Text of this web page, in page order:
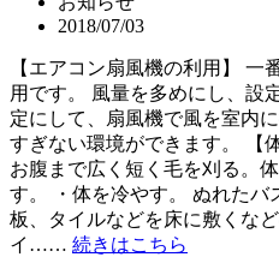
2018/07/03
【エアコン扇風機の利用】 一
用です。 風量を多めにし、設
定にして、扇風機で風を室内
すぎない環境ができます。 【
お腹まで広く短く毛を刈る。
す。 ・体を冷やす。 ぬれたバ
板、タイルなどを床に敷くな
イ…… 続きはこちら